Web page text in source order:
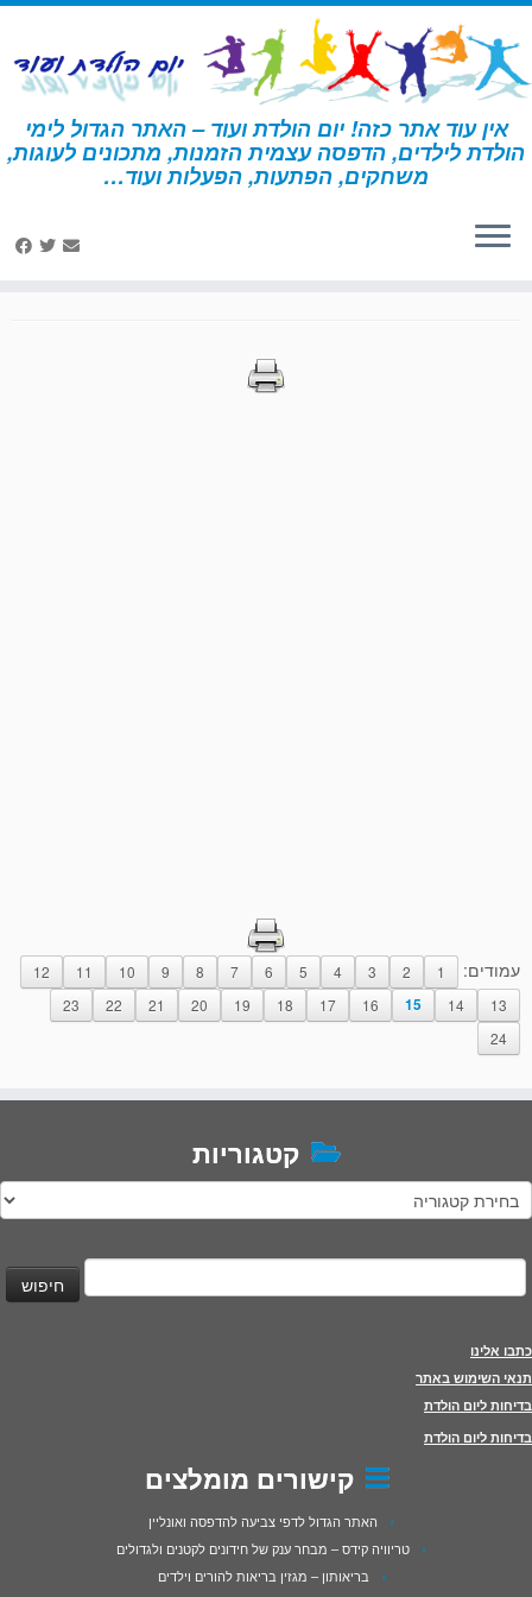
דלג
לתוכן
אין עוד אתר כזה! יום הולדת ועוד – האתר הגדול לימי
הולדת לילדים, הדפסה עצמית הזמנות, מתכונים לעוגות,
משחקים, הפתעות, הפעלות ועוד… דף הבית » הדפסות – החיים הסודיים של חיות המחמד » עמוד 15
הדפסות – החיים הסודיים של
עמודים: 1
2
3
4
5
6
7
8
9
10
11
12
13
14
15
16
17
18
19
20
21
22
23
24
קטגוריות
קטגוריות
כתבו אלינו
תנאי השימוש באתר
בדיחות ליום הולדת
בדיחות ליום הולדת
קישורים מומלצים
האתר הגדול לדפי צביעה להדפסה ואונליין
טריוויה קידס – מבחר ענק של חידונים לקטנים ולגדולים
בריאותון – מגזין בריאות להורים וילדים